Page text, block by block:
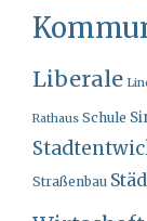
Liberale
Rathaus Schule
Straßenbau